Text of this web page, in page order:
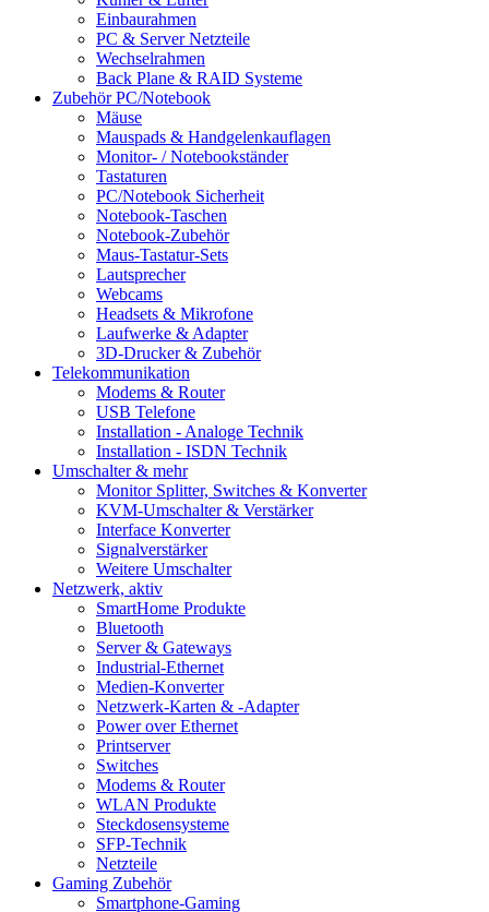
Einbaurahmen
PC & Server Netzteile
Wechselrahmen
Back Plane & RAID Systeme
Zubehör PC/Notebook
Mäuse
Mauspads & Handgelenkauflagen
Monitor- / Notebookständer
Tastaturen
PC/Notebook Sicherheit
Notebook-Taschen
Notebook-Zubehör
Maus-Tastatur-Sets
Lautsprecher
Webcams
Headsets & Mikrofone
Laufwerke & Adapter
3D-Drucker & Zubehör
Telekommunikation
Modems & Router
USB Telefone
Installation - Analoge Technik
Installation - ISDN Technik
Umschalter & mehr
Monitor Splitter, Switches & Konverter
KVM-Umschalter & Verstärker
Interface Konverter
Signalverstärker
Weitere Umschalter
Netzwerk, aktiv
SmartHome Produkte
Bluetooth
Server & Gateways
Industrial-Ethernet
Medien-Konverter
Netzwerk-Karten & -Adapter
Power over Ethernet
Printserver
Switches
Modems & Router
WLAN Produkte
Steckdosensysteme
SFP-Technik
Netzteile
Gaming Zubehör
Smartphone-Gaming